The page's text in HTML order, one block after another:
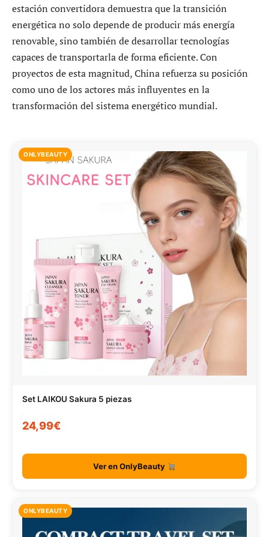
estación convertidora demuestra que la transición
energética no solo depende de producir más energía
renovable, sino también de desarrollar tecnologías
capaces de transportarla de forma eficiente. Con
proyectos de esta magnitud, China refuerza su posición
como uno de los actores más influyentes en la
transformación del sistema energético mundial.
ONLYBEAUTY
Set LAIKOU Sakura 5 piezas
24,99€
Ver en OnlyBeauty
ONLYBEAUTY